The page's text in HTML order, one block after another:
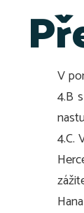
V
4.B
4.C.